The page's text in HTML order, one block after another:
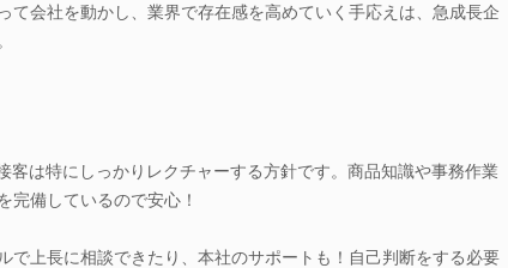
て会社を動かし、業界で存在感を高めていく手応えは、急成長企
客は特にしっかりレクチャーする方針です。商品知識や事務作業
完備しているので安心！
で上長に相談できたり、本社のサポートも！自己判断をする必要